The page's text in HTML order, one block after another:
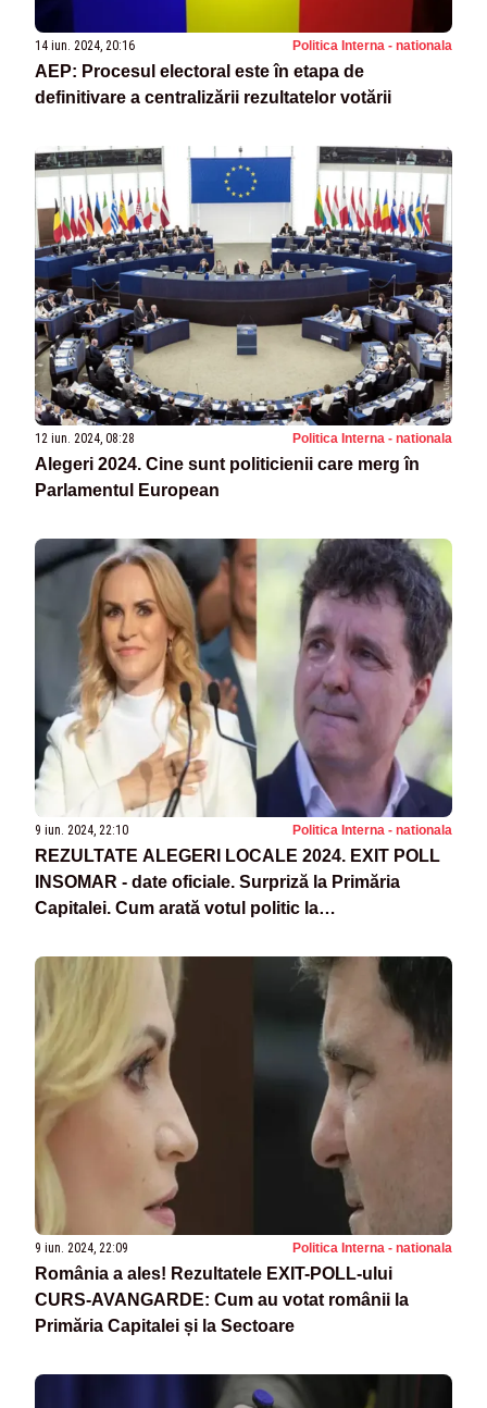
14 iun. 2024, 20:16 Politica Interna - nationala
AEP: Procesul electoral este în etapa de
definitivare a centralizării rezultatelor votării
12 iun. 2024, 08:28 Politica Interna - nationala
Alegeri 2024. Cine sunt politicienii care merg în
Parlamentul European
9 iun. 2024, 22:10 Politica Interna - nationala
REZULTATE ALEGERI LOCALE 2024. EXIT POLL
INSOMAR - date oficiale. Surpriză la Primăria
Capitalei. Cum arată votul politic la
9 iun. 2024, 22:09 Politica Interna - nationala
România a ales! Rezultatele EXIT-POLL-ului
CURS-AVANGARDE: Cum au votat românii la
Primăria Capitalei și la Sectoare